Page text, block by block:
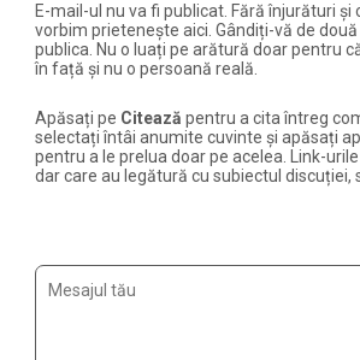
E-mail-ul nu va fi publicat. Fără înjurături și
vorbim prietenește aici. Gândiți-vă de
publica. Nu o luați pe arătură doar pentru
în față și nu o persoană reală.
Apăsați pe Citează pentru a cita întreg
selectați întâi anumite cuvinte și apăsați
pentru a le prelua doar pe acelea. Link-
dar care au legătură cu subiectul discuției,